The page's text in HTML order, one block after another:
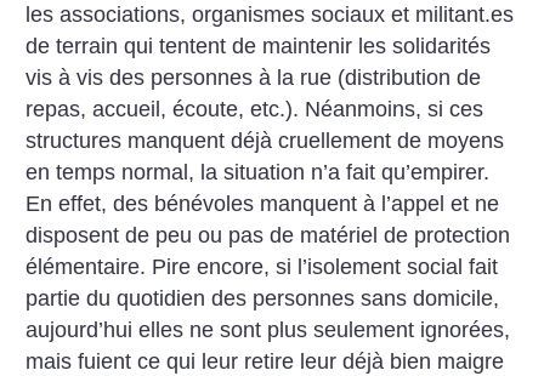
les associations, organismes sociaux et militant.es
de terrain qui tentent de maintenir les solidarités
vis à vis des personnes à la rue (distribution de
repas, accueil, écoute, etc.). Néanmoins, si ces
structures manquent déjà cruellement de moyens
en temps normal, la situation n’a fait qu’empirer.
En effet, des bénévoles manquent à l’appel et ne
disposent de peu ou pas de matériel de protection
élémentaire. Pire encore, si l’isolement social fait
partie du quotidien des personnes sans domicile,
aujourd’hui elles ne sont plus seulement ignorées,
mais fuient ce qui leur retire leur déjà bien maigre